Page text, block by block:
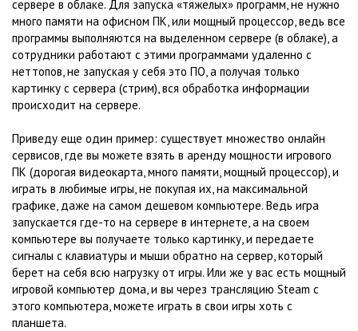
сервере в облаке. Для запуска «тяжелых» программ, не нужно
много памяти на офисном ПК, или мощный процессор, ведь все
программы выполняются на выделенном сервере (в облаке), а
сотрудники работают с этими программами удаленно с
неттопов, не запуская у себя это ПО, а получая только
картинку с сервера (стрим), вся обработка информации
происходит на сервере.
Приведу еще один пример: существует множество онлайн
сервисов, где вы можете взять в аренду мощности игрового
ПК (дорогая видеокарта, много памяти, мощный процессор), и
играть в любимые игры, не покупая их, на максимальной
графике, даже на самом дешевом компьютере. Ведь игра
запускается где-то на сервере в интернете, а на своем
компьютере вы получаете только картинку, и передаете
сигналы с клавиатуры и мыши обратно на сервер, который
берет на себя всю нагрузку от игры. Или же у вас есть мощный
игровой компьютер дома, и вы через трансляцию Steam с
этого компьютера, можете играть в свои игры хоть с
планшета.